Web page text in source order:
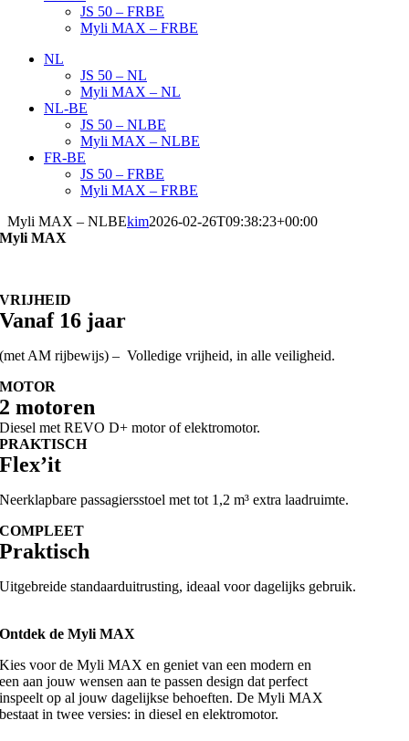
JS 50 – FRBE
Myli MAX – FRBE
NL
JS 50 – NL
Myli MAX – NL
NL-BE
JS 50 – NLBE
Myli MAX – NLBE
FR-BE
JS 50 – FRBE
Myli MAX – FRBE
Myli MAX – NLBEkim2026-02-26T09:38:23+00:00
Myli MAX
VRIJHEID
Vanaf 16 jaar
(met AM rijbewijs) – Volledige vrijheid, in alle veiligheid.
MOTOR
2 motoren
Diesel met REVO D+ motor of elektromotor.
PRAKTISCH
Flex’it
Neerklapbare passagiersstoel met tot 1,2 m³ extra laadruimte.
COMPLEET
Praktisch
Uitgebreide standaarduitrusting, ideaal voor dagelijks gebruik.
Ontdek de Myli MAX
Kies voor de Myli MAX en geniet van een modern en
een aan jouw wensen aan te passen design dat perfect
inspeelt op al jouw dagelijkse behoeften. De Myli MAX
bestaat in twee versies: in diesel en elektromotor.